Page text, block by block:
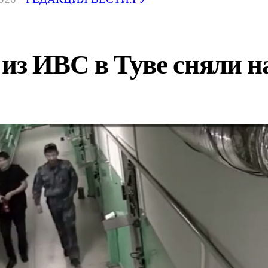
ИВС в Туве сняли